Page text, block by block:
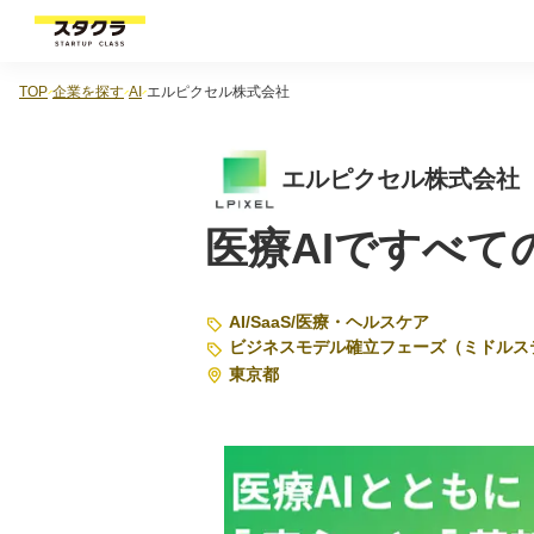
TOP 企業を探す AI エルピクセル株式会社
エルピクセル株式会社
医療AIですべて
AI/SaaS/医療・ヘルスケア
ビジネスモデル確立フェーズ（ミドルス
東京都